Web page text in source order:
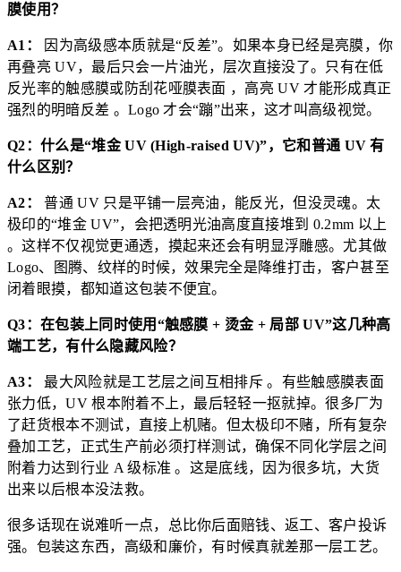
膜使用？
A1：
因为高级感本质就是“反差”。如果本身已经是亮膜，你
再叠亮 UV，最后只会一片油光，层次直接没了。只有在低
反光率的触感膜或防刮花哑膜表面 ，高亮 UV 才能形成真正
强烈的明暗反差 。Logo 才会“蹦”出来，这才叫高级视觉。
Q2：什么是“堆金 UV (High-raised UV)”，它和普通 UV 有
什么区别？
A2：
普通 UV 只是平铺一层亮油，能反光，但没灵魂。太
极印的“堆金 UV”，会把透明光油高度直接堆到 0.2mm 以上
。这样不仅视觉更通透，摸起来还会有明显浮雕感。尤其做
Logo、图腾、纹样的时候，效果完全是降维打击，客户甚至
闭着眼摸，都知道这包装不便宜。
Q3：在包装上同时使用“触感膜 + 烫金 + 局部 UV”这几种高
端工艺，有什么隐藏风险？
A3：
最大风险就是工艺层之间互相排斥 。有些触感膜表面
张力低，UV 根本附着不上，最后轻轻一抠就掉。很多厂为
了赶货根本不测试，直接上机赌。但太极印不赌，所有复杂
叠加工艺，正式生产前必须打样测试，确保不同化学层之间
附着力达到行业 A 级标准 。这是底线，因为很多坑，大货
出来以后根本没法救。
很多话现在说难听一点，总比你后面赔钱、返工、客户投诉
强。包装这东西，高级和廉价，有时候真就差那一层工艺。